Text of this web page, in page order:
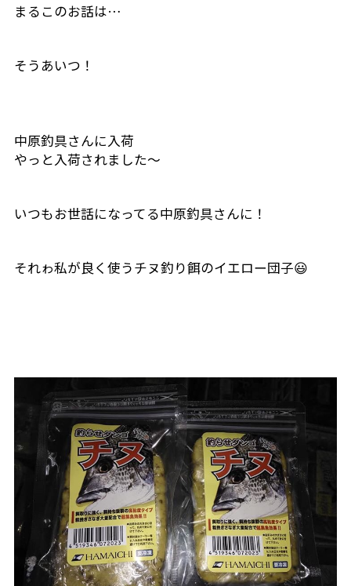
まるこのお話は…
そうあいつ！
中原釣具さんに入荷
やっと入荷されました〜
いつもお世話になってる中原釣具さんに！
それゎ私が良く使うチヌ釣り餌のイエロー団子😃